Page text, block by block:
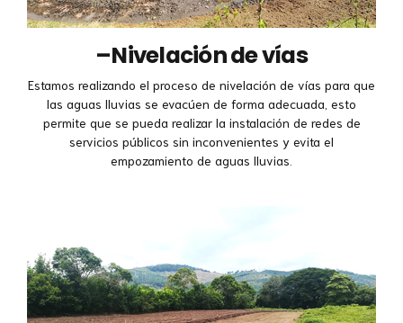
–Nivelación de vías
Estamos realizando el proceso de nivelación de vías para que
las aguas lluvias se evacúen de forma adecuada, esto
permite que se pueda realizar la instalación de redes de
servicios públicos sin inconvenientes y evita el
empozamiento de aguas lluvias.